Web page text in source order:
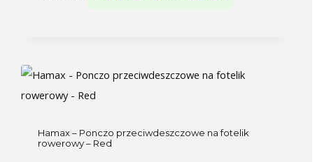
Hamax – Ponczo przeciwdeszczowe na fotelik
rowerowy – Red